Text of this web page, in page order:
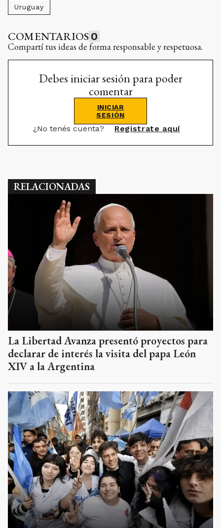
Uruguay
COMENTARIOS 0
Compartí tus ideas de forma responsable y respetuosa.
Debes iniciar sesión para poder
comentar
INICIAR
SESIÓN
¿No tenés cuenta? Registrate aquí
RELACIONADAS
La Libertad Avanza presentó proyectos para
declarar de interés la visita del papa León
XIV a la Argentina